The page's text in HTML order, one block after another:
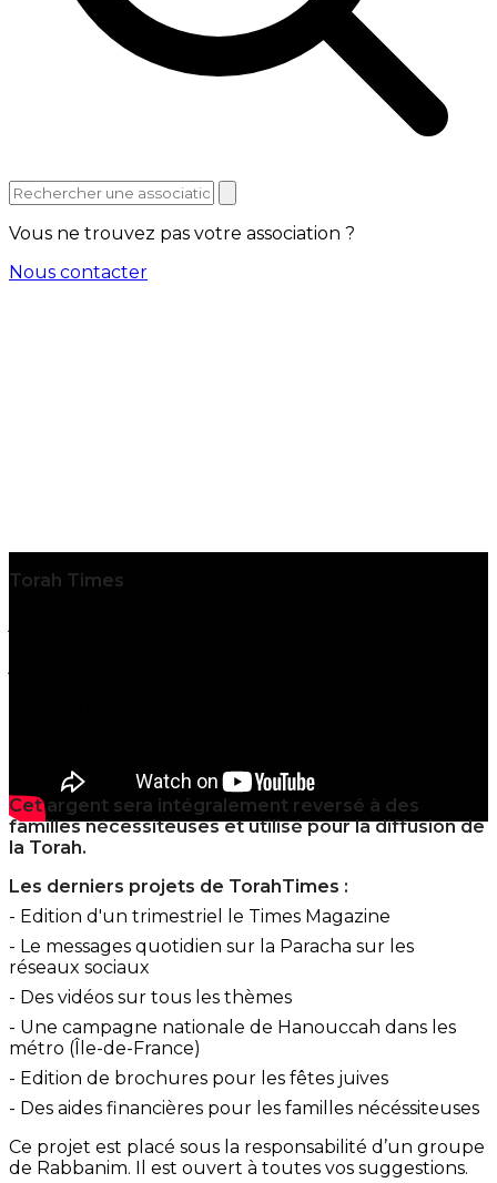
Vous ne trouvez pas votre association ?
Nous contacter
Torah Times
Cet argent sera intégralement reversé à des
familles nécessiteuses et utilisé pour la diffusion de
la Torah.
Les derniers projets de TorahTimes :
- Edition d'un trimestriel le Times Magazine
- Le messages quotidien sur la Paracha sur les
réseaux sociaux
- Des vidéos sur tous les thèmes
- Une campagne nationale de Hanouccah dans les
métro (Île-de-France)
- Edition de brochures pour les fêtes juives
- Des aides financières pour les familles nécéssiteuses
Ce projet est placé sous la responsabilité d’un groupe
de Rabbanim. Il est ouvert à toutes vos suggestions.